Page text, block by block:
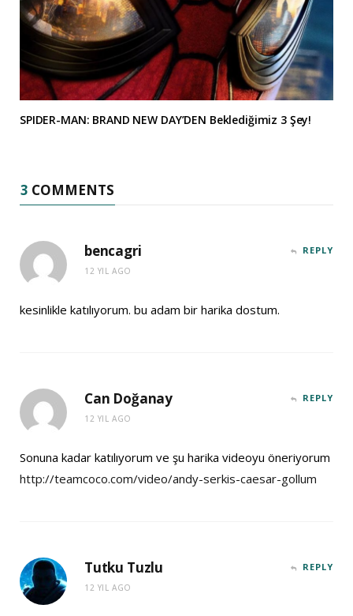
SPIDER-MAN: BRAND NEW DAY’DEN Beklediğimiz 3 Şey!
3 COMMENTS
bencagri
12 YIL AGO
REPLY
kesinlikle katılıyorum. bu adam bir harika dostum.
Can Doğanay
12 YIL AGO
REPLY
Sonuna kadar katılıyorum ve şu harika videoyu öneriyorum
http://teamcoco.com/video/andy-serkis-caesar-gollum
Tutku Tuzlu
12 YIL AGO
REPLY